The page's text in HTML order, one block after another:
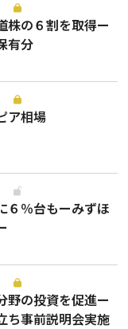
株の６割を取得ー
有分
ア相場
６％台もーみずほ
野の投資を促進ー
ち事前説明会実施